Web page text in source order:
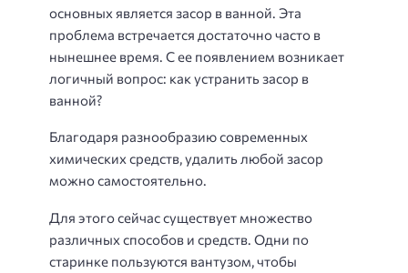
основных является засор в ванной. Эта
проблема встречается достаточно часто в
нынешнее время. С ее появлением возникает
логичный вопрос: как устранить засор в
ванной?
Благодаря разнообразию современных
химических средств, удалить любой засор
можно самостоятельно.
Для этого сейчас существует множество
различных способов и средств. Одни по
старинке пользуются вантузом, чтобы